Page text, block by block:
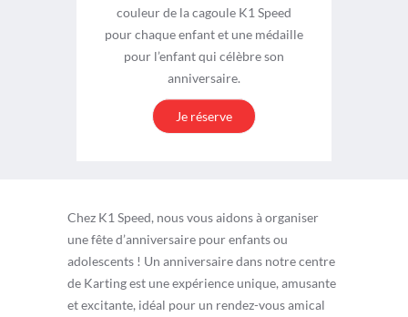
couleur de la cagoule K1 Speed
pour chaque enfant et une médaille
pour l’enfant qui célèbre son
anniversaire.
Je réserve
Chez K1 Speed, nous vous aidons à organiser
une fête d’anniversaire pour enfants ou
adolescents ! Un anniversaire dans notre centre
de Karting est une expérience unique, amusante
et excitante, idéal pour un rendez-vous amical